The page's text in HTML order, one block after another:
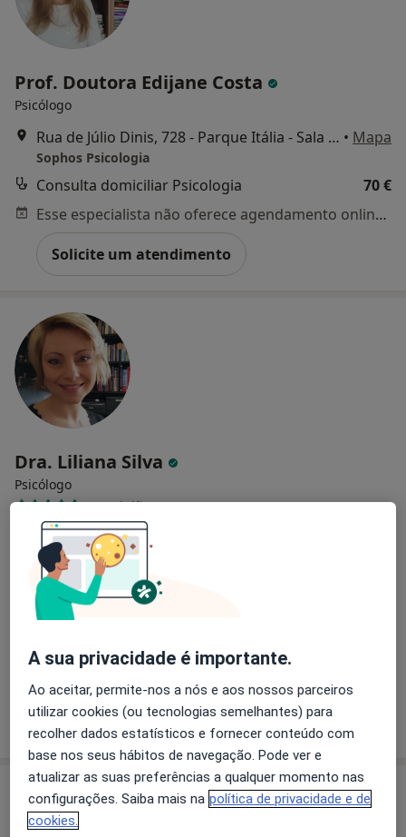
Prof. Doutora Edijane Costa
Psicólogo
Rua de Júlio Dinis, 728 - Parque Itália - Sala 624, 6º andar - Boavista, Porto • Mapa
Sophos Psicologia
Consulta domiciliar Psicologia
70 €
Esse especialista não oferece agendamento online para esse endereço.
Solicite um atendimento
Dra. Liliana Silva
Psicólogo
51 opiniões
Morada 1 Morada 2
Consultório online Puro Equilíbrio, Porto
Consultório online Puro Equilíbrio
Consulta domiciliar Psicologia
Solicite um atendimento
A sua privacidade é importante.
Ao aceitar, permite-nos a nós e aos nossos parceiros
utilizar cookies (ou tecnologias semelhantes) para
recolher dados estatísticos e fornecer conteúdo com
base nos seus hábitos de navegação. Pode ver e
atualizar as suas preferências a qualquer momento nas
configurações. Saiba mais na política de privacidade e de
cookies.